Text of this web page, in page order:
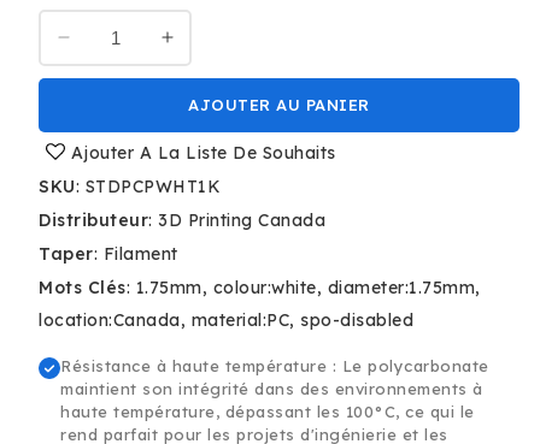
Réduire
la
Blanc
Standard
PC+
Filament
1.75mm,
1kg
Augmenter
la
quantité
Blanc
Standard
PC+
Filament
1.75mm,
1kg
AJOUTER AU PANIER
Ajouter A La Liste De Souhaits
SKU: STDPCPWHT1K
Distributeur: 3D Printing Canada
Taper: Filament
Mots Clés: 1.75mm colour:white diameter:1.75mm
location:Canada material:PC spo-disabled
Résistance à haute température : Le polycarbonate
maintient son intégrité dans des environnements à
haute température, dépassant les 100°C, ce qui le
rend parfait pour les projets d'ingénierie et les